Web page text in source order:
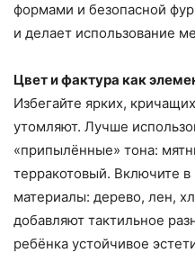
формами и безопасной
и делает использование
Цвет и фактура как
Избегайте ярких,
утомляют. Лучше
«припылённые» тона:
терракотовый. Включите в
материалы: дерево, лен,
добавляют тактильное
ребёнка устойчивое